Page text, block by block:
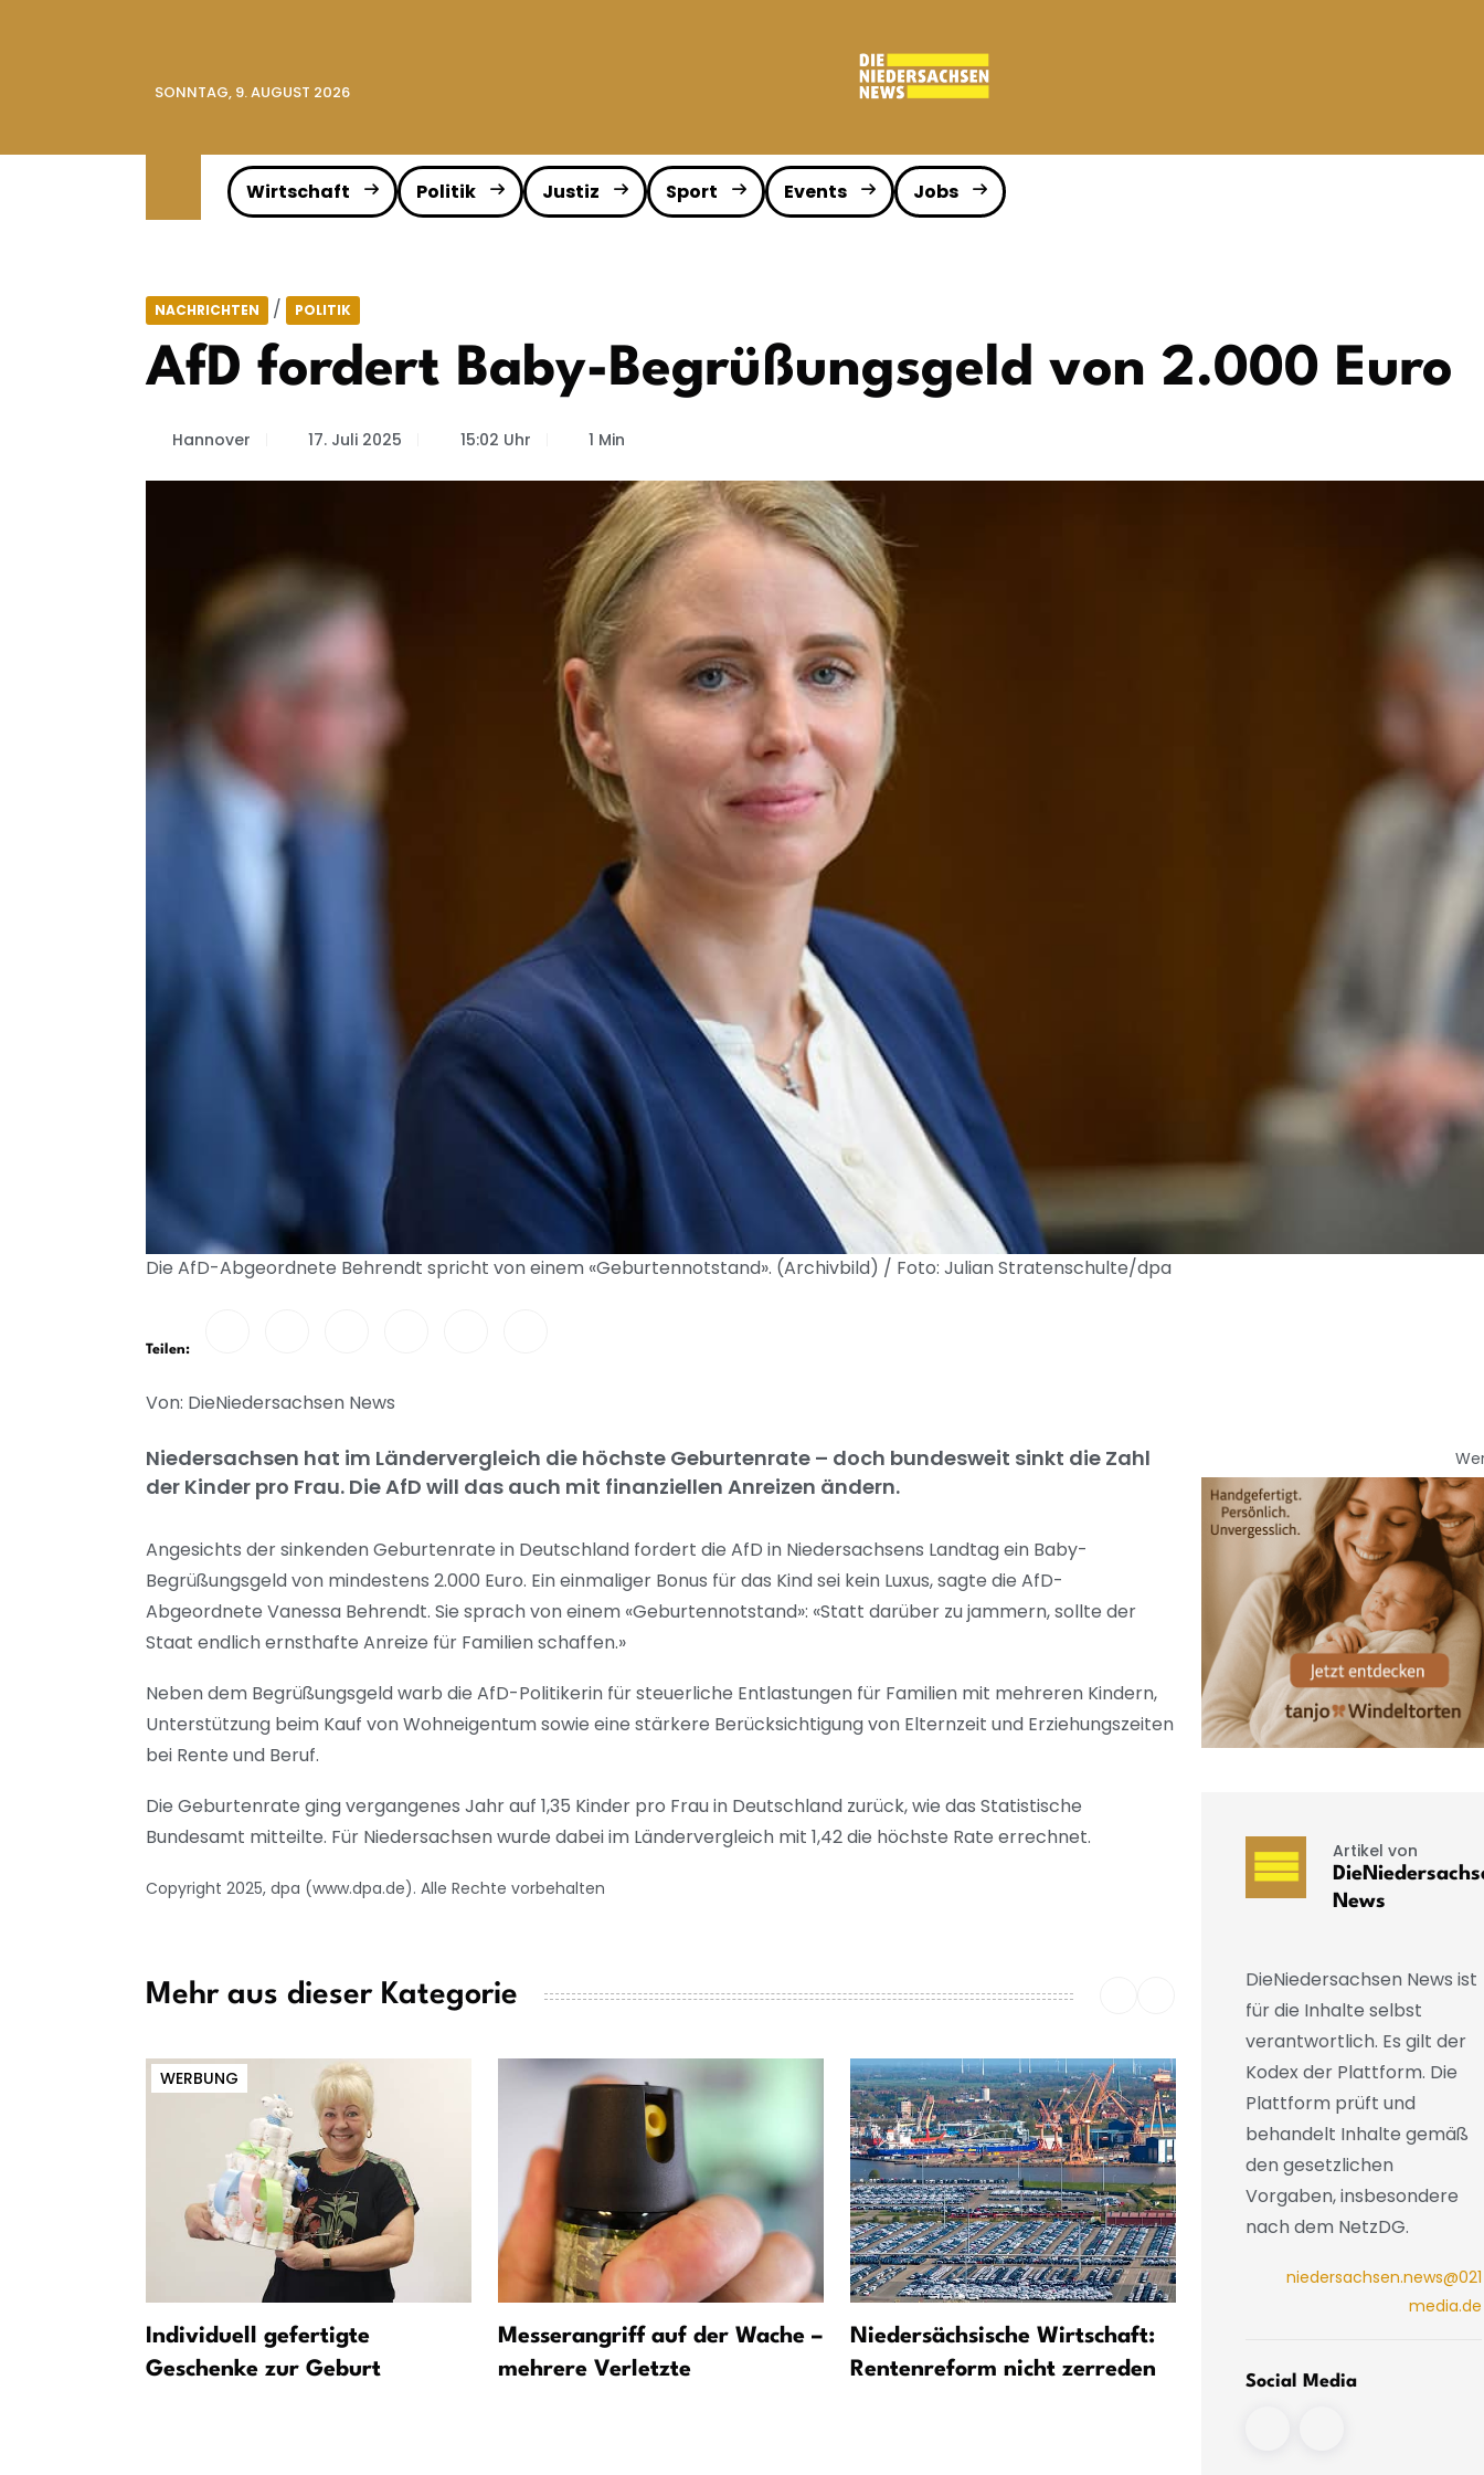
SONNTAG, 9. AUGUST 2026
Wirtschaft Politik Justiz Sport Events Jobs
NACHRICHTEN / POLITIK
AfD fordert Baby-Begrüßungsgeld von 2.000 Euro
Hannover 17. Juli 2025 15:02 Uhr 1 Min
Die AfD-Abgeordnete Behrendt spricht von einem «Geburtennotstand». (Archivbild) / Foto: Julian Stratenschulte/dpa
Teilen:
Von: DieNiedersachsen News
Niedersachsen hat im Ländervergleich die höchste Geburtenrate – doch bundesweit sinkt die Zahl
der Kinder pro Frau. Die AfD will das auch mit finanziellen Anreizen ändern.
Angesichts der sinkenden Geburtenrate in Deutschland fordert die AfD in Niedersachsens Landtag ein Baby-
Begrüßungsgeld von mindestens 2.000 Euro. Ein einmaliger Bonus für das Kind sei kein Luxus, sagte die AfD-
Abgeordnete Vanessa Behrendt. Sie sprach von einem «Geburtennotstand»: «Statt darüber zu jammern, sollte der
Staat endlich ernsthafte Anreize für Familien schaffen.»
Neben dem Begrüßungsgeld warb die AfD-Politikerin für steuerliche Entlastungen für Familien mit mehreren Kindern,
Unterstützung beim Kauf von Wohneigentum sowie eine stärkere Berücksichtigung von Elternzeit und Erziehungszeiten
bei Rente und Beruf.
Die Geburtenrate ging vergangenes Jahr auf 1,35 Kinder pro Frau in Deutschland zurück, wie das Statistische
Bundesamt mitteilte. Für Niedersachsen wurde dabei im Ländervergleich mit 1,42 die höchste Rate errechnet.
Copyright 2025, dpa (www.dpa.de). Alle Rechte vorbehalten
Mehr aus dieser Kategorie
WERBUNG
Individuell gefertigte
Geschenke zur Geburt
Messerangriff auf der Wache –
mehrere Verletzte
Niedersächsische Wirtschaft:
Rentenreform nicht zerreden
Bund weniger Hauruck-
Artikel von
News
DieNiedersachsen News ist
für die Inhalte selbst
verantwortlich. Es gilt der
Kodex der Plattform. Die
Plattform prüft und
behandelt Inhalte gemäß
den gesetzlichen
Vorgaben, insbesondere
nach dem NetzDG.
niedersachsen.news@021
media.de
Social Media